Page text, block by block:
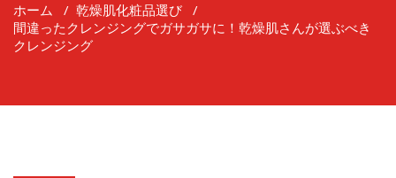
ホーム / 乾燥肌化粧品選び /
間違ったクレンジングでガサガサに！乾燥肌さんが選ぶべき
クレンジング